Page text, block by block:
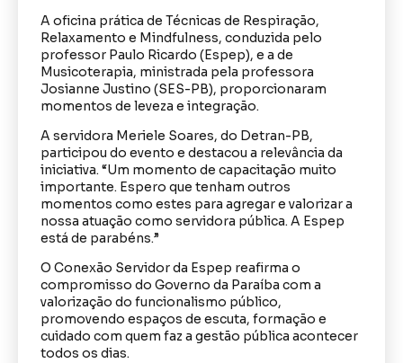
A oficina prática de Técnicas de Respiração,
Relaxamento e Mindfulness, conduzida pelo
professor Paulo Ricardo (Espep), e a de
Musicoterapia, ministrada pela professora
Josianne Justino (SES-PB), proporcionaram
momentos de leveza e integração.
A servidora Meriele Soares, do Detran-PB,
participou do evento e destacou a relevância da
iniciativa. “Um momento de capacitação muito
importante. Espero que tenham outros
momentos como estes para agregar e valorizar a
nossa atuação como servidora pública. A Espep
está de parabéns.”
O Conexão Servidor da Espep reafirma o
compromisso do Governo da Paraíba com a
valorização do funcionalismo público,
promovendo espaços de escuta, formação e
cuidado com quem faz a gestão pública acontecer
todos os dias.